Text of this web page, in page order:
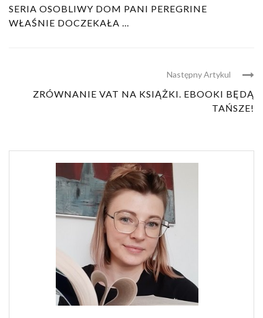
SERIA OSOBLIWY DOM PANI PEREGRINE
WŁAŚNIE DOCZEKAŁA ...
Następny Artykul
ZRÓWNANIE VAT NA KSIĄŻKI. EBOOKI BĘDĄ
TAŃSZE!